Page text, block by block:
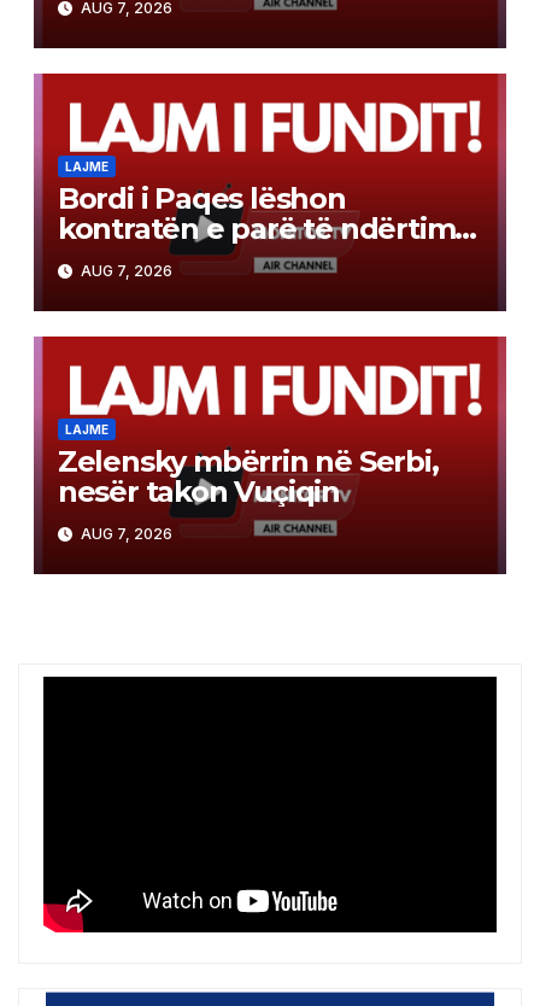
modelit të NATO-s
AUG 7, 2026
LAJME
Bordi i Paqes lëshon
kontratën e parë të ndërtimit
në Gazë
AUG 7, 2026
LAJME
Zelensky mbërrin në Serbi,
nesër takon Vuçiqin
AUG 7, 2026